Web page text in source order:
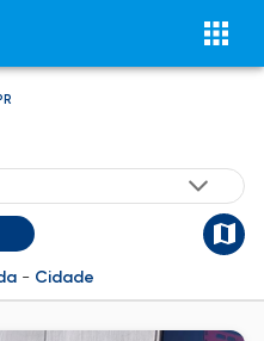
- Cidade